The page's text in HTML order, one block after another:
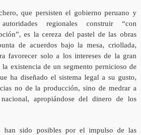
que persisten el gobierno peruano y
regionales construir “con
es la cereza del pastel de las obras
de acuerdos bajo la mesa, criollada,
favorecer solo a los intereses de la gran
la existencia de un segmento pernicioso de
ha diseñado el sistema legal a su gusto,
no de la producción, sino de medrar a
apropiándose del dinero de los
han sido posibles por el impulso de las